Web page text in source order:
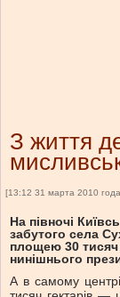
З життя
[13:12 31 марта 2010
На півночі
забутого села
площею 30 тисяч
нинішнього
А в самому